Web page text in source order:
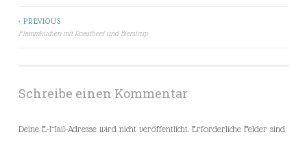
Beitragsnavigation
< PREVIOUS
Flammkuchen mit Roastbeef und Biersirup
Schreibe einen Kommentar
Deine E-Mail-Adresse wird nicht veröffentlicht. Erforderliche Felder sind